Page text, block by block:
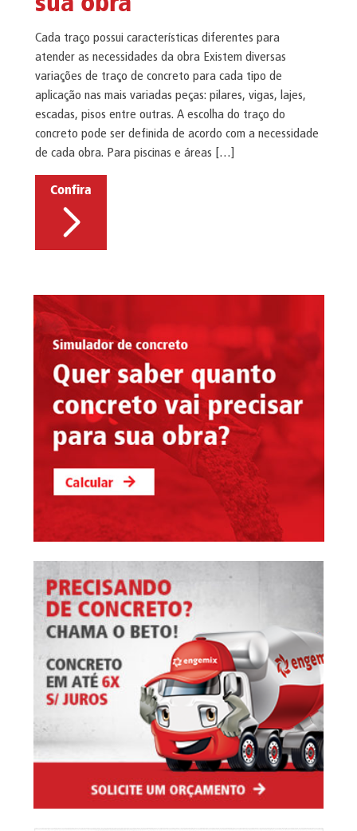
Cada traço possui características diferentes para
atender as necessidades da obra Existem diversas
variações de traço de concreto para cada tipo de
aplicação nas mais variadas peças: pilares, vigas, lajes,
escadas, pisos entre outras. A escolha do traço do
concreto pode ser definida de acordo com a necessidade
de cada obra. Para piscinas e áreas […]
Confira